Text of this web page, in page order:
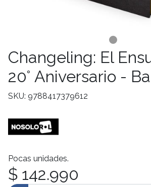
Changeling: El
20° Aniversario -
SKU: 9788417379612
Pocas unidades.
$ 142.990